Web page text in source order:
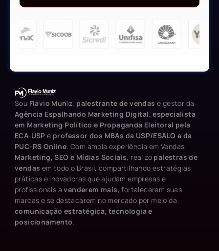
Sou Flávio Muniz, palestrante de vendas e gestor da
Agência Espalhando Marketing Digital,especialista
em Marketing Político e Propaganda Eleitoral pela
ECA-USP e professor dos MBAs da USP/ESALQ e da
PUC-RS Online. Com ampla experiência em Vendas,
Marketing, SEO e Mídias Sociais, realizo palestras de
vendas em todo o Brasil, compartilhando estratégias
práticas e inovadoras que ajudam empresas e
profissionais avenderem mais, fortalecerem suas
marcas e se destacarem no mercado por meio da
comunicação estratégica, tecnologia e
posicionamento.